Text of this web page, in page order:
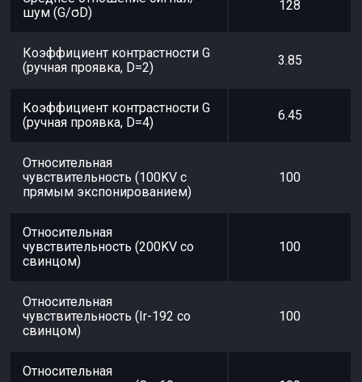
шум (G/σD)
128
Коэффициент контрастности G
(ручная проявка, D=2)
3.85
Коэффициент контрастности G
(ручная проявка, D=4)
6.45
Относительная
чувствительность (100KV с
прямым экспонированием)
100
Относительная
чувствительность (200KV со
свинцом)
100
Относительная
чувствительность (Ir-192 со
свинцом)
100
Относительная